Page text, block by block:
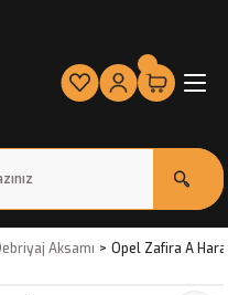
Aksamı Opel Zafira A